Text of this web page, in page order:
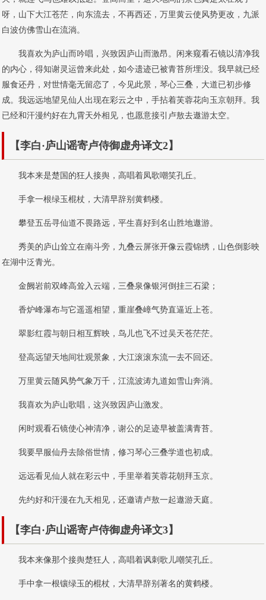
呀，山下大江苍茫，向东流去，不再西还，万里黄云使风势更改，九派
白波仿佛雪山在流淌。
我喜欢为庐山而吟唱，兴致因庐山而激昂。闲来窥看石镜以清净我
的内心，得知谢灵运曾来此处，如今遗迹已被青苔所埋没。我早就已经
服食还丹，对世情毫无留恋了，今见此景，琴心三叠，大道已初步修
成。我远远地望见仙人出现在彩云之中，手拈着芙蓉花向玉京朝拜。我
已经和汗漫约好在九霄天外相见，也愿意接引卢敖去遨游太空。
【李白·庐山谣寄卢侍御虚舟译文2】
我本来是楚国的狂人接舆，高唱着凤歌嘲笑孔丘。
手拿一根绿玉棍杖，大清早辞别黄鹤楼。
攀登五岳寻仙道不畏路远，平生喜好到名山胜地遨游。
秀美的庐山耸立在南斗旁，九叠云屏张开像云霞锦绣，山色倒影映
在湖中泛青光。
金阙岩前双峰高耸入云端，三叠泉像银河倒挂三石梁；
香炉峰瀑布与它遥遥相望，重崖叠嶂气势直逼近上苍。
翠影红霞与朝日相互辉映，鸟儿也飞不过吴天苍茫茫。
登高远望天地间壮观景象，大江滚滚东流一去不回还。
万里黄云随风势气象万千，江流波涛九道如雪山奔淌。
我喜欢为庐山歌唱，这兴致因庐山激发。
闲时观看石镜使心神清净，谢公的足迹早被盖满青苔。
我要早服仙丹去除俗世情，修习琴心三叠学道也初成。
远远看见仙人就在彩云中，手里举着芙蓉花朝拜玉京。
先约好和汗漫在九天相见，还邀请卢敖一起遨游天庭。
【李白·庐山谣寄卢侍御虚舟译文3】
我本来像那个接舆楚狂人，高唱着讽刺歌儿嘲笑孔丘。
手中拿一根镶绿玉的棍杖，大清早辞别著名的黄鹤楼。